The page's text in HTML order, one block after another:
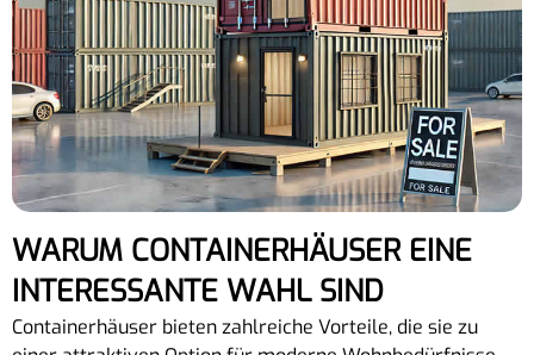
WARUM CONTAINERHÄUSER EINE
INTERESSANTE WAHL SIND
Containerhäuser bieten zahlreiche Vorteile, die sie zu